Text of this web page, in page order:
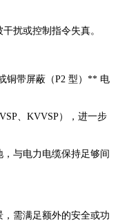
扰或控制指令失真。
铜带屏蔽（P2 型）** 电
、KVVSP），进一步
与电力电缆保持足够间
需满足额外的安全或功